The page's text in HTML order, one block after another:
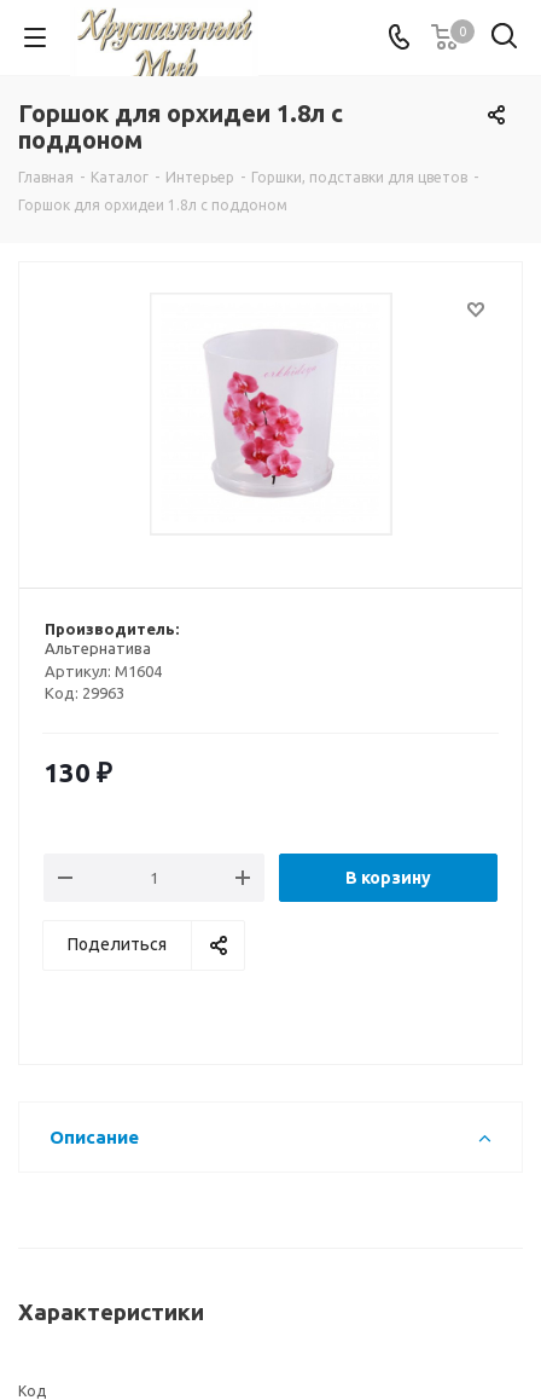
0
Горшок для орхидеи 1.8л с
поддоном
Главная - Каталог - Интерьер - Горшки, подставки для цветов -
Горшок для орхидеи 1.8л с поддоном
Производитель:
Альтернатива
Артикул: М1604
Код: 29963
130 ₽
В корзину
Поделиться
Описание
Характеристики
Код